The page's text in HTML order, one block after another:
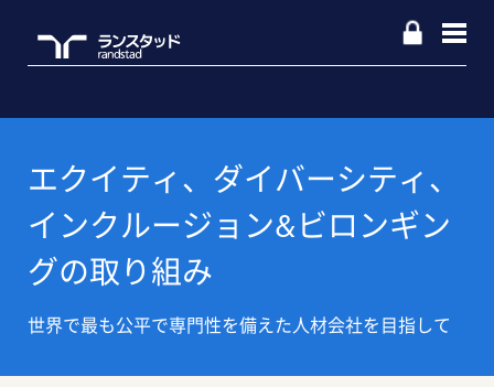
エクイティ、ダイバーシティ、
インクルージョン&ビロンギン
グの取り組み
世界で最も公平で専門性を備えた人材会社を目指して